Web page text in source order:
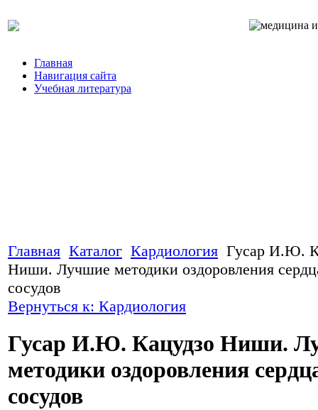
Главная
Навигация сайта
Учебная литература
Главная Каталог Кардиология Гусар И.Ю.
Ниши. Лучшие методики оздоровления
сосудов
Вернуться к: Кардиология
Гусар И.Ю. Кацудзо Ниши.
методики оздоровления
сосудов